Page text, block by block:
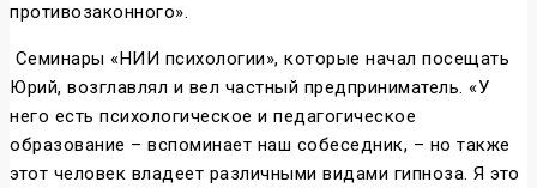
противозаконного».
Семинары «НИИ психологии», которые начал посещать
Юрий, возглавлял и вел частный предприниматель. «У
него есть психологическое и педагогическое
образование – вспоминает наш собеседник, – но также
этот человек владеет различными видами гипноза. Я это